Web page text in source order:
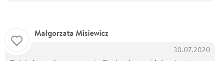
Małgorzata Misiewicz
30.07.2020